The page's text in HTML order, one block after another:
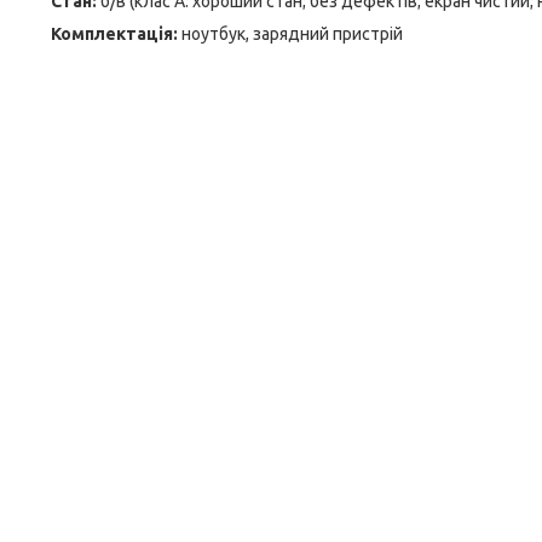
Комплектація: ноутбук, зарядний пристрій